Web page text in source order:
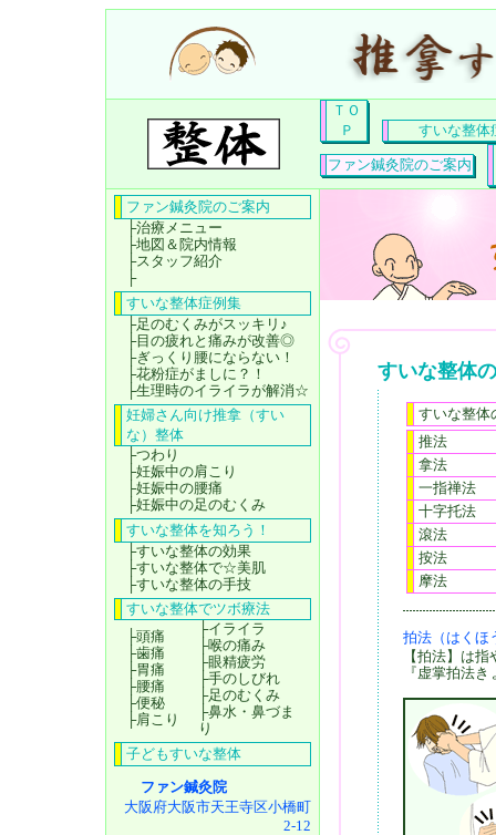
ＴＯ
Ｐ
すいな整体
ファン鍼灸院のご案内
ファン鍼灸院のご案内
├治療メニュー
├地図＆院内情報
├スタッフ紹介
├
すいな整体症例集
├足のむくみがスッキリ♪
├目の疲れと痛みが改善◎
├ぎっくり腰にならない！
├花粉症がましに？！
├生理時のイライラが解消☆
妊婦さん向け推拿（すい
な）整体
├つわり
├妊娠中の肩こり
├妊娠中の腰痛
├妊娠中の足のむくみ
すいな整体を知ろう！
├すいな整体の効果
├すいな整体で☆美肌
├すいな整体の手技
すいな整体でツボ療法
├頭痛
├歯痛
├胃痛
├腰痛
├便秘
├肩こり
├イライラ
├喉の痛み
├眼精疲労
├手のしびれ
├足のむくみ
├鼻水・鼻づま
り
子どもすいな整体
ファン鍼灸院
大阪府大阪市天王寺区小橋町
2-12
すいな整体
すいな整体
推法
拿法
一指禅法
十字托法
滾法
按法
摩法
拍法（はくほ
【拍法】は
『虚掌拍法